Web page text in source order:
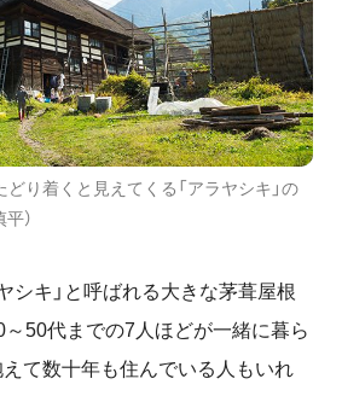
り着くと見えてくる「アラヤシキ」の
）
シキ」と呼ばれる大きな茅葺屋根
50代までの7人ほどが一緒に暮ら
て数十年も住んでいる人もいれ